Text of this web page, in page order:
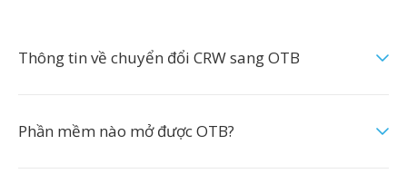
Thông tin về chuyển đổi CRW sang OTB
Phần mềm nào mở được OTB?